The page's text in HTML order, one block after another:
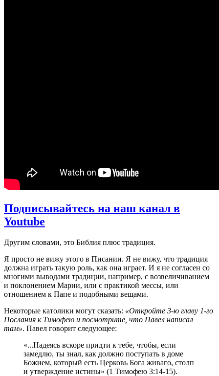
Подписывайтесь на наш канал в
Youtube
Другим словами, это Библия плюс традиция.
Я просто не вижу этого в Писании. Я не вижу, что традиция
должна играть такую роль, как она играет. И я не согласен со
многими выводами традиции, например, с возвеличиванием
и поклонением Марии, или с практикой мессы, или
отношением к Папе и подобными вещами.
Некоторые католики могут сказать: «Откройте 3-ю главу 1-го
Послания к Тимофею и посмотрите, что Павел написал
там». Павел говорит следующее:
«...Надеясь вскоре придти к тебе, чтобы, если
замедлю, ты знал, как должно поступать в доме
Божием, который есть Церковь Бога живаго, столп
и утверждение истины» (1 Тимофею 3:14-15).